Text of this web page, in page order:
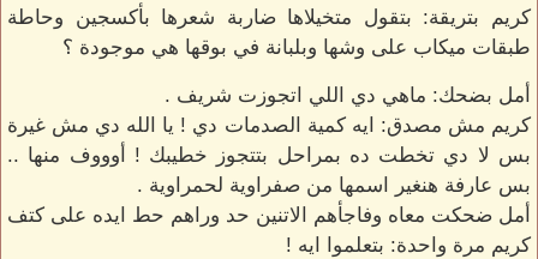
كريم بتريقة: بتقول متخيلاها ضاربة شعرها بأكسجين وحاطة
طبقات ميكاب على وشها وبلبانة في بوقها هي موجودة ؟
أمل بضحك: ماهي دي اللي اتجوزت شريف .
كريم مش مصدق: ايه كمية الصدمات دي ! يا الله دي مش غيرة
بس لا دي تخطت ده بمراحل بتتجوز خطيبك ! أوووف منها ..
بس عارفة هنغير اسمها من صفراوية لحمراوية .
أمل ضحكت معاه وفاجأهم الاتنين حد وراهم حط ايده على كتف
كريم مرة واحدة: بتعلموا ايه !